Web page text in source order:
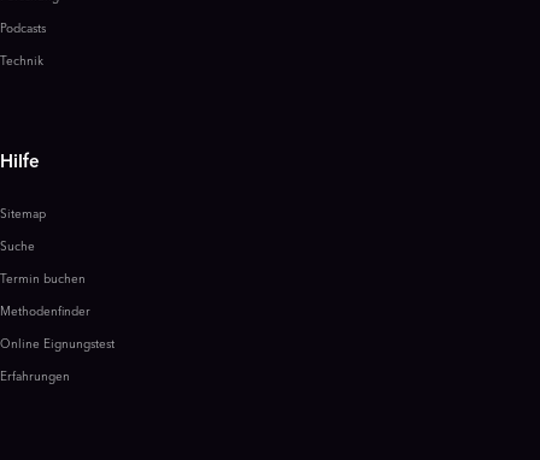
Podcasts
Technik
Hilfe
Sitemap
Suche
Termin buchen
Methodenfinder
Online Eignungstest
Erfahrungen